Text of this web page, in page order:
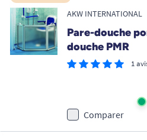
AKW INTERNATIONAL
Pare-douche
douche PMR
1
Comparer